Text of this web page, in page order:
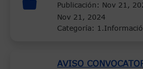
Publicación: Nov 21,
Nov 21, 2024
Categoría:
AVISO